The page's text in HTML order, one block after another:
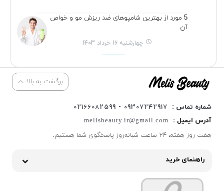
5 مورد از بهترین شامپوهای ضد ریزش مو و خواص
آن
چهارشنبه 16 خرداد 1403
برگشت به بالا
شماره تماس :
09307242917 - 02166082599
آدرس ایمیل :
melisbeauty.ir@gmail.com
هفت روز هفته، ۲۴ ساعت شبانه‌روز پاسخگوی شما هستیم.
راهنمای خرید